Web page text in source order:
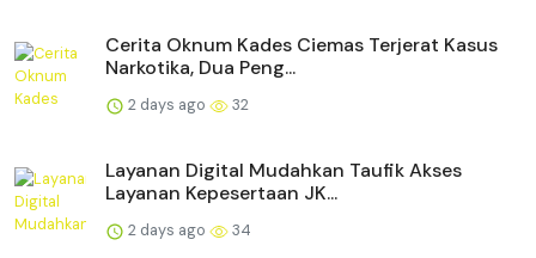
Cerita Oknum Kades Ciemas Terjerat Kasus
Narkotika, Dua Peng...
2 days ago 32
Layanan Digital Mudahkan Taufik Akses
Layanan Kepesertaan JK...
2 days ago 34